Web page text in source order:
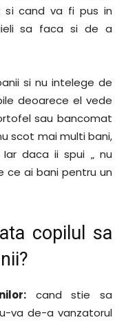
si cand va fi pus in
sa faca si de a
si nu intelege de
deoarece el vede
sau bancomat
scot mai multi bani,
daca ii spui „ nu
ce ai bani pentru un
copilul sa
cand stie sa
va de-a vanzatorul